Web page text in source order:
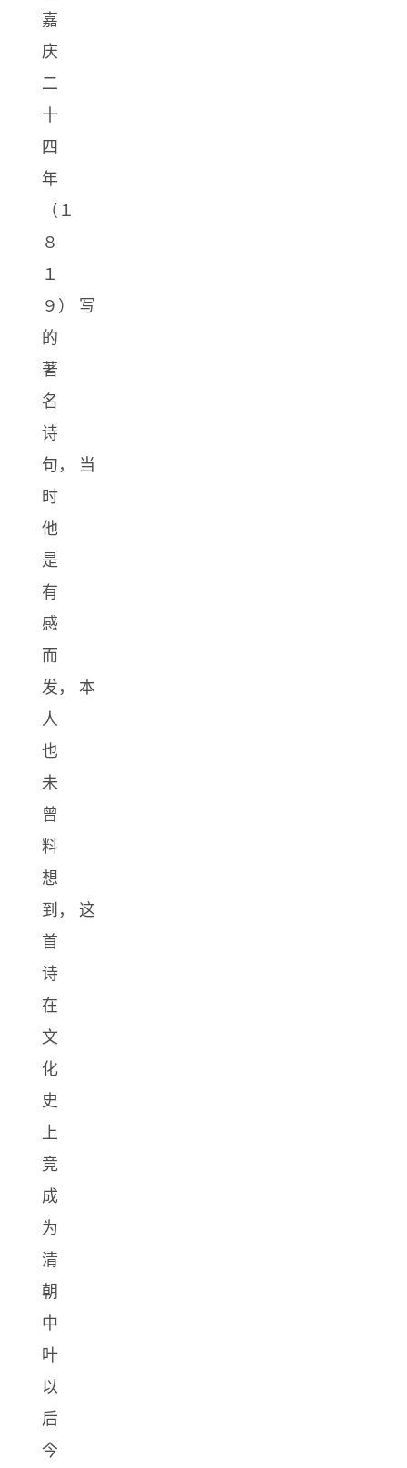
嘉
庆
二
十
四
年
（１
８
１
９） 写
的
著
名
诗
句， 当
时
他
是
有
感
而
发， 本
人
也
未
曾
料
想
到， 这
首
诗
在
文
化
史
上
竟
成
为
清
朝
中
叶
以
后
今